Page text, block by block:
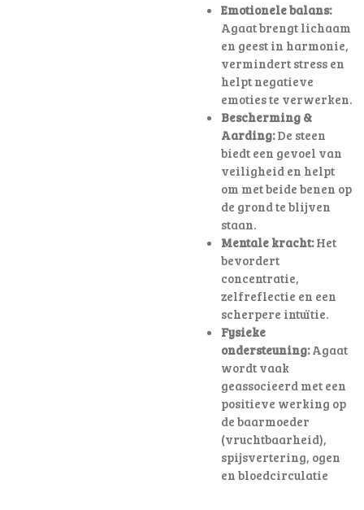
Emotionele balans:
Agaat brengt lichaam
en geest in harmonie,
vermindert stress en
helpt negatieve
emoties te verwerken.
Bescherming &
Aarding:De steen
biedt een gevoel van
veiligheid en helpt
om met beide benen op
de grond te blijven
staan.
Mentale kracht:Het
bevordert
concentratie,
zelfreflectie en een
scherpere intuïtie.
Fysieke
ondersteuning:Agaat
wordt vaak
geassocieerd met een
positieve werking op
de baarmoeder
(vruchtbaarheid),
spijsvertering, ogen
en bloedcirculatie